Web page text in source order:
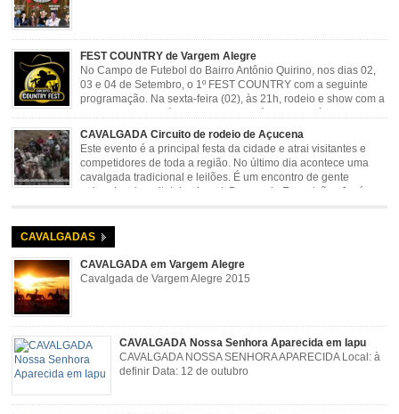
FEST COUNTRY de Vargem Alegre
No Campo de Futebol do Bairro Antônio Quirino, nos dias 02,
03 e 04 de Setembro, o 1º FEST COUNTRY com a seguinte
programação. Na sexta-feira (02), às 21h, rodeio e show com a
rodeio e shows com o Trio Pé de Cedro e o Trio […]
CAVALGADA Circuito de rodeio de Açucena
Este evento é a principal festa da cidade e atrai visitantes e
competidores de toda a região. No último dia acontece uma
cavalgada tradicional e leilões. É um encontro de gente
animada e hospitaleira. Local: Parque de Exposições José
Rosa Guimarães, Açucena Data: Setembro
CAVALGADAS
CAVALGADA em Vargem Alegre
Cavalgada de Vargem Alegre 2015
CAVALGADA Nossa Senhora Aparecida em Iapu
CAVALGADA NOSSA SENHORA APARECIDA Local: à
definir Data: 12 de outubro